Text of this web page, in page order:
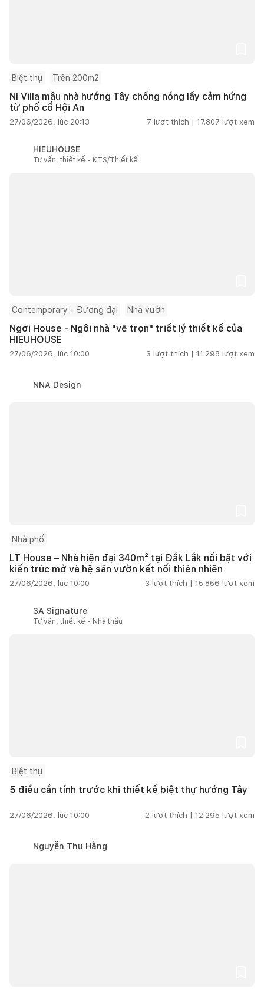
Biệt thự Trên 200m2
NI Villa mẫu nhà hướng Tây chống nóng lấy cảm hứng
từ phố cổ Hội An
27/06/2026, lúc 20:13 7 lượt thích | 17.807 lượt xem
HIEUHOUSE
Tư vấn, thiết kế - KTS/Thiết kế
Contemporary – Đương đại Nhà vườn
Ngơi House - Ngôi nhà "vẽ trọn" triết lý thiết kế của
HIEUHOUSE
27/06/2026, lúc 10:00 3 lượt thích | 11.298 lượt xem
NNA Design
Nhà phố
LT House – Nhà hiện đại 340m² tại Đắk Lắk nổi bật với
kiến trúc mở và hệ sân vườn kết nối thiên nhiên
27/06/2026, lúc 10:00 3 lượt thích | 15.856 lượt xem
3A Signature
Tư vấn, thiết kế - Nhà thầu
Biệt thự
5 điều cần tính trước khi thiết kế biệt thự hướng Tây
27/06/2026, lúc 10:00 2 lượt thích | 12.295 lượt xem
Nguyễn Thu Hằng